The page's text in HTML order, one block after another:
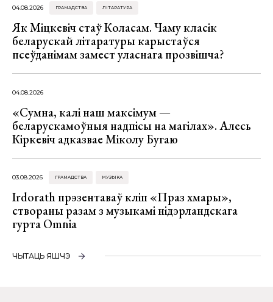
04.08.2026 ГРАМАДСТВА ЛІТАРАТУРА
Як Міцкевіч стаў Коласам. Чаму класік
беларускай літаратуры карыстаўся
псеўданімам замест уласнага прозвішча?
04.08.2026
«Сумна, калі наш максімум —
беларускамоўныя надпісы на магілах». Алесь
Кіркевіч адказвае Міколу Бугаю
03.08.2026 ГРАМАДСТВА МУЗЫКА
Irdorath прэзентаваў кліп «Праз хмары»,
створаны разам з музыкамі нідэрландскага
гурта Omnia
ЧЫТАЦЬ ЯШЧЭ